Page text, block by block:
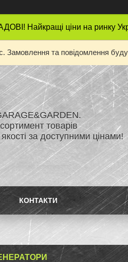
Найкращі ціни на ринку
Замовлення та повідомлення
товарів
за доступними цінами!
КОНТАКТИ